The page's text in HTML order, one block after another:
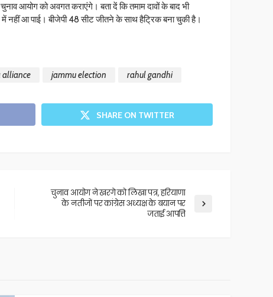
आयोग को अवगत कराएंगे। बता दें कि तमाम दावों के बाद भी
में नहीं आ पाई। बीजेपी 48 सीट जीतने के साथ हैट्रिक बना चुकी है।
alliance jammu election rahul gandhi
SHARE ON TWITTER
चुनाव आयोग ने खरगे को लिखा पत्र, हरियाणा
के नतीजों पर कांग्रेस अध्यक्ष के बयान पर
जताई आपत्ति